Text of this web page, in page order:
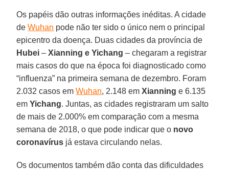
Os papéis dão outras informações inéditas. A cidade
deWuhan pode não ter sido o único nem o principal
epicentro da doença. Duas cidades da província de
Hubei –Xianning e Yichang – chegaram a registrar
mais casos do que na época foi diagnosticado como
“influenza” na primeira semana de dezembro. Foram
2.032 casos emWuhan, 2.148 emXianning e 6.135
emYichang. Juntas, as cidades registraram um salto
de mais de 2.000% em comparação com a mesma
semana de 2018, o que pode indicar que o novo
coronavírus já estava circulando nelas.
Os documentos também dão conta das dificuldades